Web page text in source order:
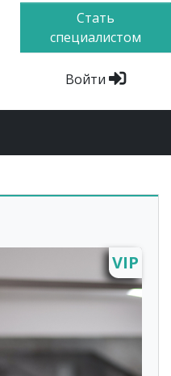
Стать
специалистом
Войти
VIP